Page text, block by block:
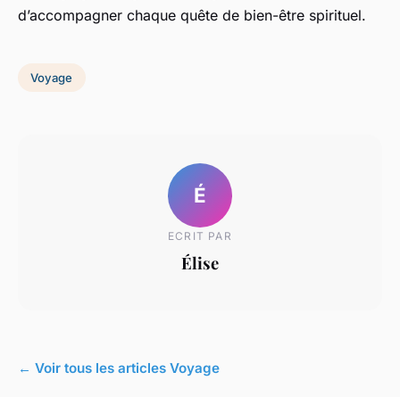
d’accompagner chaque quête de bien-être spirituel.
Voyage
É
ECRIT PAR
Élise
← Voir tous les articles Voyage